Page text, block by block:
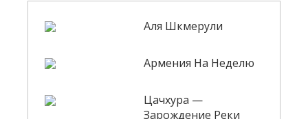
Аля Шкмерули
Армения На Неделю
Цачхура —
Зарождение Реки